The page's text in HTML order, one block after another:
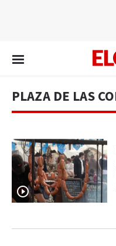
PLAZA DE LAS